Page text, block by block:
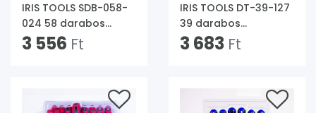
IRIS TOOLS SDB-058-
024 58 darabos
csavarhúzó és bit
3 556 Ft
IRIS TOOLS DT-39-127
39 darabos
csavarhúzó készlet
3 683 Ft